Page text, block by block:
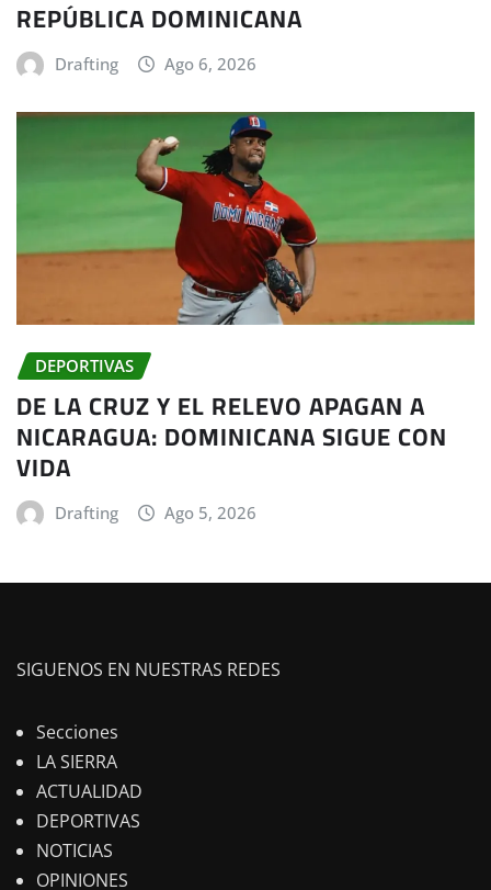
REPÚBLICA DOMINICANA
Drafting Ago 6, 2026
DEPORTIVAS
DE LA CRUZ Y EL RELEVO APAGAN A
NICARAGUA: DOMINICANA SIGUE CON
VIDA
Drafting Ago 5, 2026
SIGUENOS EN NUESTRAS REDES
Secciones
LA SIERRA
ACTUALIDAD
DEPORTIVAS
NOTICIAS
OPINIONES